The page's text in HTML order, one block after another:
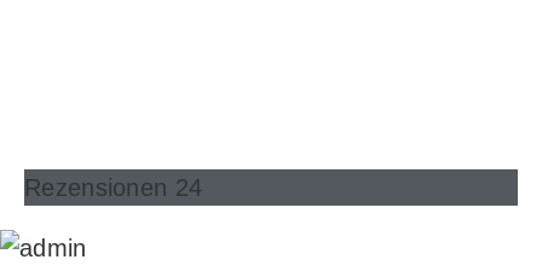
Rezensionen 24